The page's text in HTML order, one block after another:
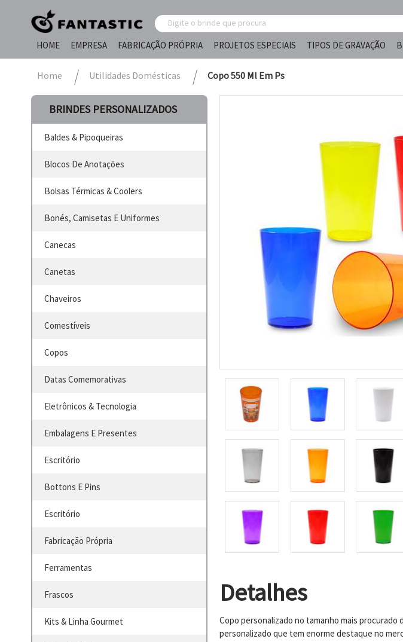
HOME
EMPRESA FABRICAÇÃO PRÓPRIA PROJETOS ESPECIAIS TIPOS DE GRAVAÇÃO
Home Utilidades Domésticas Copo 550 Ml Em Ps
BRINDES PERSONALIZADOS
Baldes & Pipoqueiras
Blocos De Anotações
Bolsas Térmicas & Coolers
Bonés, Camisetas E Uniformes
Canecas
Canetas
Chaveiros
Comestíveis
Copos
Datas Comemorativas
Eletrônicos & Tecnologia
Embalagens E Presentes
Escritório
Bottons E Pins
Escritório
Fabricação Própria
Ferramentas
Frascos
Kits & Linha Gourmet
Detalhes
Copo personalizado no tamanho mais procurado
personalizado que tem enorme destaque no